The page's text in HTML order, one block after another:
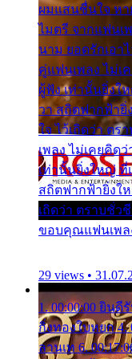
ผมแสนชื่นใจ หา
ไมตรี จากแฟน
นาม ยอดรักเอา
คู่แฟนเพลง ไม่เ
ผู้ฟัง เท่านั้นยิ่งใ
วา สถิตฟากฟ้ายิ่
ใจ ไว้เถิดว่า ต
เพลง ไม่เคยคิด
เท่านั้นยิ่งใหญ่ ที่
สถิตฟากฟ้ายิ่งใ
เถิดว่า ตราบชั่ว
ขอบคุณแฟนเพลง
29 views •
1. 00:00:00 ยินดี
กิ่งทองใบหยก 4.
ลานเท 6.